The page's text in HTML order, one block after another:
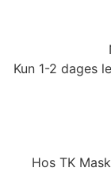
Kun 1-2 dages
Hos TK